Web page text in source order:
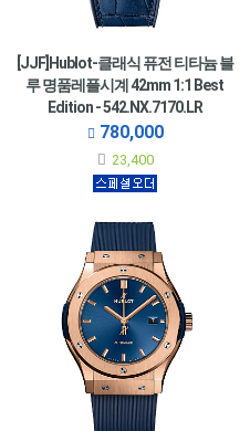
[JJF]Hublot-클래식 퓨전 티타늄 블
루 명품레플시계 42mm 1:1 Best
Edition - 542.NX.7170.LR
780,000
23,400